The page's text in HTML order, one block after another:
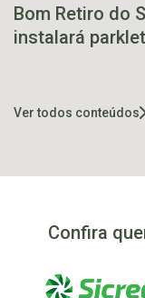
Bom Retiro do
instalará
Ver todos conteúdos
Confira